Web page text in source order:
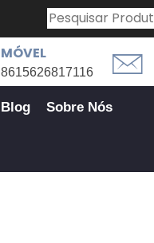
MÓVEL
8615626817116
Blog Sobre Nós